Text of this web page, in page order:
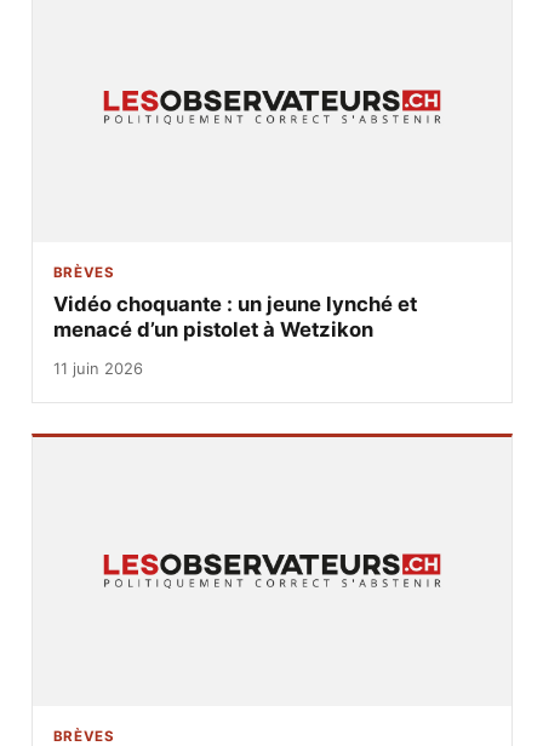
BRÈVES
Vidéo choquante : un jeune lynché et
menacé d’un pistolet à Wetzikon
11 juin 2026
BRÈVES